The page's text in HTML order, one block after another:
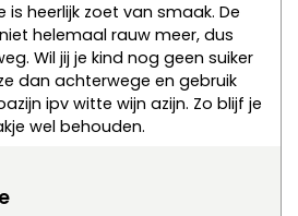
is heerlijk zoet van smaak. De
helemaal rauw meer, dus
Wil jij je kind nog geen suiker
dan achterwege en gebruik
ipv witte wijn azijn. Zo blijf je
wel behouden.